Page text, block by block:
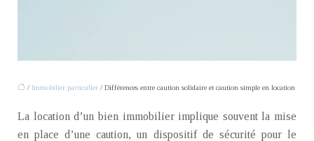
/ Immobilier particulier / Différences entre caution solidaire et caution simple en location
La location d’un bien immobilier implique souvent la mise
en place d’une caution, un dispositif de sécurité pour le